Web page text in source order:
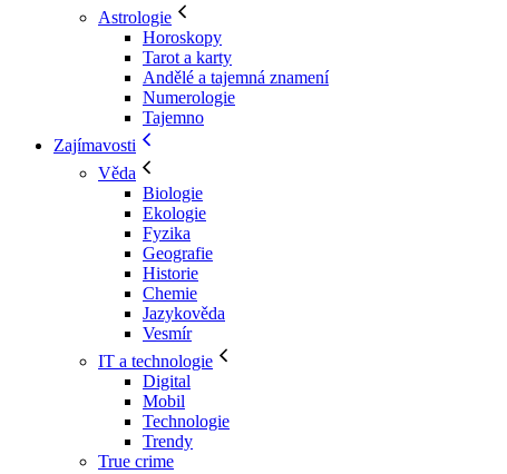
Astrologie
Horoskopy
Tarot a karty
Andělé a tajemná znamení
Numerologie
Tajemno
Zajímavosti
Věda
Biologie
Ekologie
Fyzika
Geografie
Historie
Chemie
Jazykověda
Vesmír
IT a technologie
Digital
Mobil
Technologie
Trendy
True crime